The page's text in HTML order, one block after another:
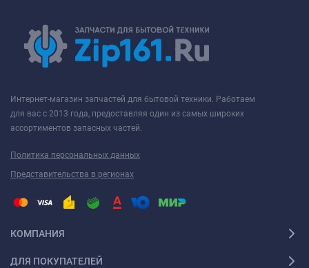
Интернет-магазин запчастей для бытовой техники. Работаем
для вас с 2013 года, предоставляя один из самых широких
ассортиментов запасных частей.
Политика персональных данных
Представительства в регионах
КОМПАНИЯ
ДЛЯ ПОКУПАТЕЛЕЙ